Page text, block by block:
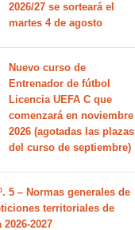
2026/27 se sorteará el
martes 4 de agosto
Nuevo curso de
Entrenador de fútbol
Licencia UEFA C que
comenzará en noviembre
2026 (agotadas las plazas
del curso de septiembre)
5 – Normas generales de
territoriales de
2027